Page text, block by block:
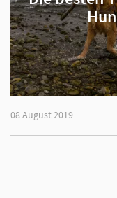
08 August 2019